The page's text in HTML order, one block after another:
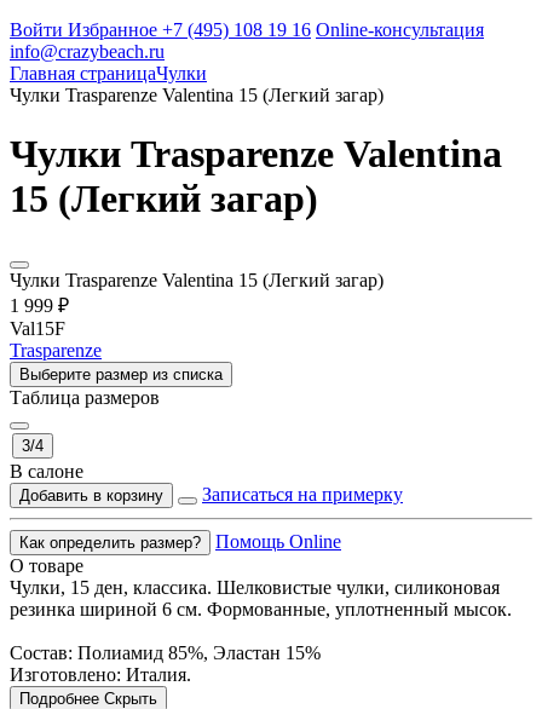
Войти Избранное +7 (495) 108 19 16 Online-консультация
info@crazybeach.ru
Главная страницаЧулки
Чулки Trasparenze Valentina 15 (Легкий загар)
Чулки Trasparenze Valentina
15 (Легкий загар)
Чулки Trasparenze Valentina 15 (Легкий загар)
1 999 ₽
Val15F
Trasparenze
Выберите размер из списка
Таблица размеров
3/4
В салоне
Добавить в корзину Записаться на примерку
Как определить размер?
Помощь Online
О товаре
Чулки, 15 ден, классика. Шелковистые чулки, силиконовая
резинка шириной 6 см. Формованные, уплотненный мысок.
Состав: Полиамид 85%, Эластан 15%
Изготовлено: Италия.
Подробнее Скрыть